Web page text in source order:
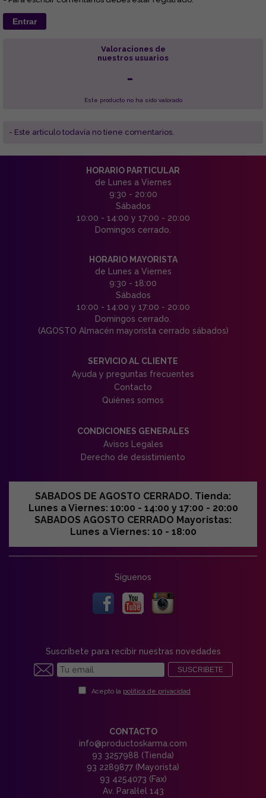
Entrar
Valoraciones de
nuestros usuarios
-
Este producto no ha sido valorado
- Este articulo todavía no tiene comentarios.
HORARIO PARTICULAR
de Lunes a Viernes
9:30 - 20:00
Sábados
10:00 - 14:00 y 17:00 - 20:00
Domingos cerrado.
HORARIO MAYORISTA
de Lunes a Viernes
9:30 - 18:00
Sábados
10:00 - 14:00 y 17:00 - 20:00
Domingos cerrado.
(AGOSTO Almacén mayorista cerrado sábados)
SERVICIO AL CLIENTE
Ayuda y preguntas frecuentes
Contacto
Quiénes somos
CONDICIONES GENERALES
Avisos Legales
Derecho de desistimiento
SABADOS DE AGOSTO CERRADO. Tienda:
Lunes a Viernes: 10:00 - 14:00 y 17:00 - 20:00
SABADOS AGOSTO CERRADO Mayoristas:
Lunes a Viernes: 10 - 18:00
Síguenos
Suscríbete para recibir nuestras novedades
SUSCRIBETE
Acepto la política de privacidad
CONTACTO
info@productoskarma.com
93 3257988 (Tienda)
93 2289877 (Mayorista)
93 4254073 (Fax)
Av. Paral·lel 143